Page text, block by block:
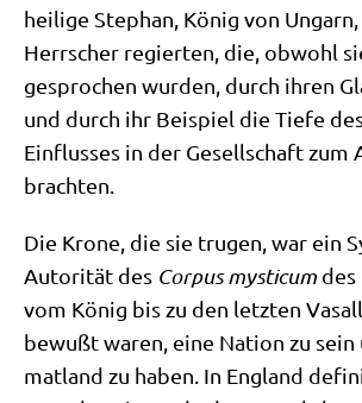
hei­li­ge Ste­phan, König von
Herr­scher regier­ten, die, obwohl
ge­spro­chen wur­den, durch ihren
und durch ihr Bei­spiel die Tie­fe
Ein­flus­ses in der Gesell­schaft zum
brachten.
Die Kro­ne, die sie tru­gen, war ein
Auto­ri­tät des Cor­pus mysti­cum des
vom König bis zu den letz­ten
bewußt waren, eine Nati­on zu
mat­land zu haben. In Eng­land